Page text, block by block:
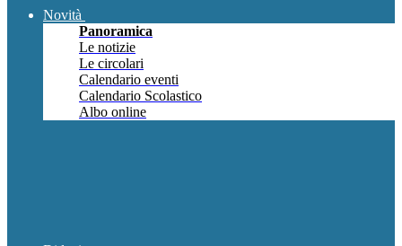
Novità
Panoramica
Le notizie
Le circolari
Calendario eventi
Calendario Scolastico
Albo online